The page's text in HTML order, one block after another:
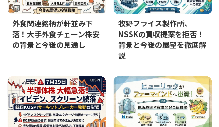
外食関連銘柄が軒並み下
落！大手外食チェーン株安
の背景と今後の見通し
牧野フライス製作所、
NSSKの買収提案を拒否！
背景と今後の展望を徹底解
説